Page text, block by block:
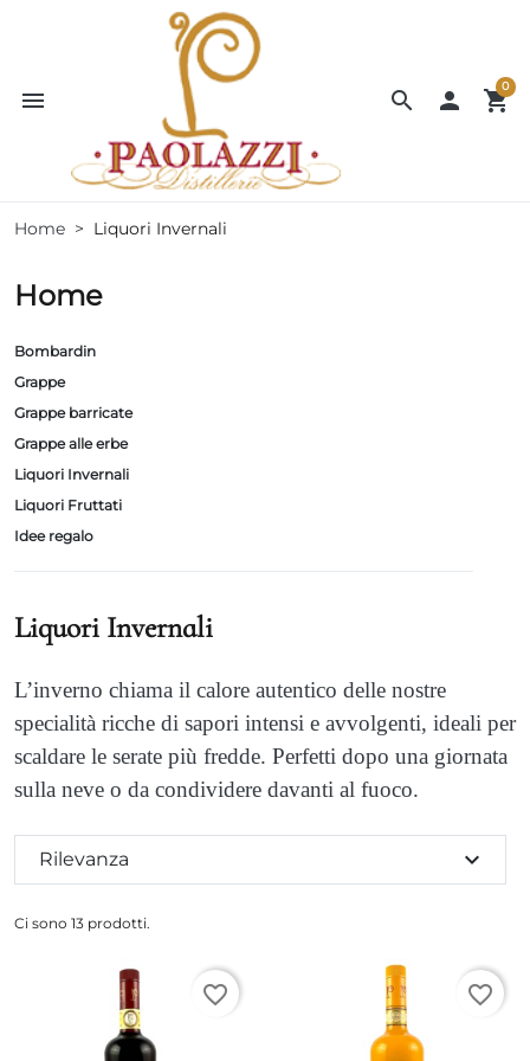
search
menu  shopping_cart
0
Home Liquori Invernali
Home
Bombardin
Grappe
Grappe barricate
Grappe alle erbe
Liquori Invernali
Liquori Fruttati
Idee regalo
Liquori Invernali
L’inverno chiama il calore autentico delle nostre
specialità ricche di sapori intensi e avvolgenti, ideali per
scaldare le serate più fredde. Perfetti dopo una giornata
sulla neve o da condividere davanti al fuoco.
Ci sono 13 prodotti.
Rilevanza expand_more
favorite_border favorite_border